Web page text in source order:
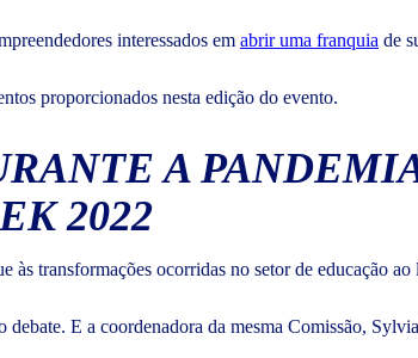
interessados em abrir uma franquia de
proporcionados nesta edição do evento.
A
2022
transformações ocorridas no setor de educação
E a coordenadora da mesma Comissão,